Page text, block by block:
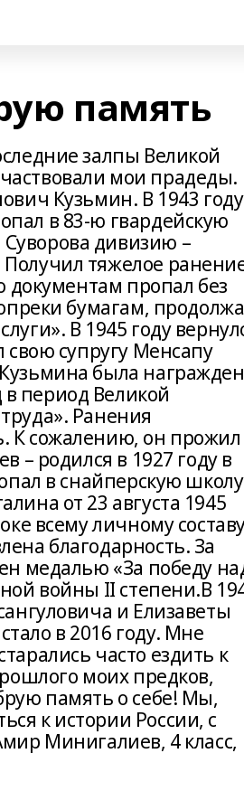
память
залпы Великой
мои прадеды.
Кузьмин. В 1943 году
в 83-ю гвардейскую
дивизию –
тяжелое
документам пропал без
бумагам,
В 1945 году
супругу Менсапу
была
период Великой
Ранения
К сожалению, он прожил
– родился в 1927 году в
в снайперскую
от 23 августа 1945
всему личному
благодарность. За
медалью «За победу
войны II степени.В
и Елизаветы
в 2016 году. Мне
часто ездить к
моих предков,
память о себе! Мы,
к истории России, с
Минигалиев, 4 класс,